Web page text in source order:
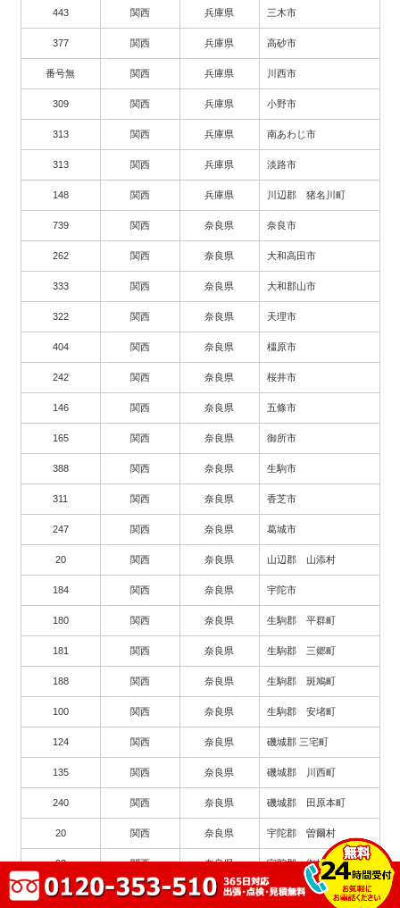
443 関西 兵庫県 三木市
377 関西 兵庫県 高砂市
番号無 関西 兵庫県 川西市
309 関西 兵庫県 小野市
313 関西 兵庫県 南あわじ市
313 関西 兵庫県 淡路市
148 関西 兵庫県 川辺郡 猪名川町
739 関西 奈良県 奈良市
262 関西 奈良県 大和高田市
333 関西 奈良県 大和郡山市
322 関西 奈良県 天理市
404 関西 奈良県 橿原市
242 関西 奈良県 桜井市
146 関西 奈良県 五條市
165 関西 奈良県 御所市
388 関西 奈良県 生駒市
311 関西 奈良県 香芝市
247 関西 奈良県 葛城市
20 関西 奈良県 山辺郡 山添村
184 関西 奈良県 宇陀市
180 関西 奈良県 生駒郡 平群町
181 関西 奈良県 生駒郡 三郷町
188 関西 奈良県 生駒郡 斑鳩町
100 関西 奈良県 生駒郡 安堵町
124 関西 奈良県 磯城郡 三宅町
135 関西 奈良県 磯城郡 川西町
240 関西 奈良県 磯城郡 田原本町
20 関西 奈良県 宇陀郡 曽爾村
22 関西 奈良県 宇陀郡 御杖村
89 関西 奈良県 高市郡 高取町